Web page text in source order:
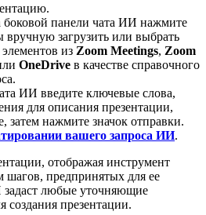
боковой панели чата ИИ нажмите
вручную загрузить или выбрать
из Zoom Meetings, Zoom
OneDrive в качестве справочного
ИИ введите ключевые слова,
для описания презентации,
затем нажмите значок отправки.
вашего запроса ИИ.
отображая инструмент
шагов, предпринятых для ее
любые уточняющие
создания презентации.